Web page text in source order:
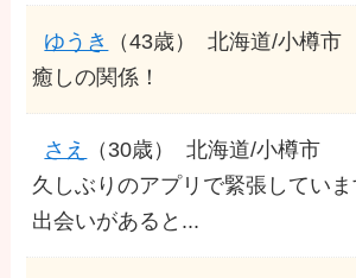
ゆうき （43歳）
北海道/小樽市
癒しの関係！
さえ （30歳）
北海道/小樽市
久しぶりのアプリで緊張してい
出会いがあると...